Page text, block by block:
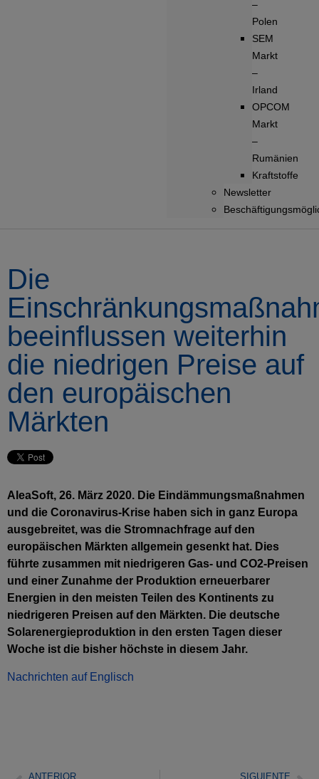
–
Polen
SEM
Markt
–
Irland
OPCOM
Markt
–
Rumänien
Kraftstoffe
Newsletter
Die
beeinflussen weiterhin
die niedrigen Preise auf
den europäischen
Märkten
AleaSoft, 26. März 2020. Die Eindämmungsmaßnahmen
und die Coronavirus-Krise haben sich in ganz Europa
ausgebreitet, was die Stromnachfrage auf den
europäischen Märkten allgemein gesenkt hat. Dies
führte zusammen mit niedrigeren Gas- und CO2-Preisen
und einer Zunahme der Produktion erneuerbarer
Energien in den meisten Teilen des Kontinents zu
niedrigeren Preisen auf den Märkten. Die deutsche
Solarenergieproduktion in den ersten Tagen dieser
Woche ist die bisher höchste in diesem Jahr.
Nachrichten auf Englisch
ANTERIOR SIGUIENTE